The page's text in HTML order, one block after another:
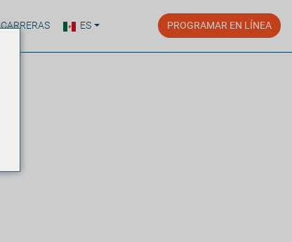
CARRERAS ES PROGRAMAR EN LÍNEA